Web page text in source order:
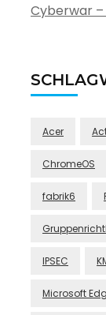
Cyberwar
Acer
ChromeOS
fabrik6
IPSEC
Microsoft